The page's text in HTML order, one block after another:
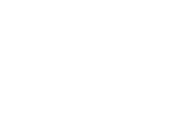
FORZOSA.